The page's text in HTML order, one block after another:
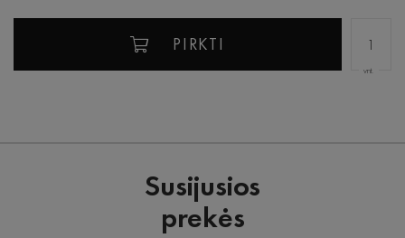
PIRKTI
vnt.
Susijusios
prekės